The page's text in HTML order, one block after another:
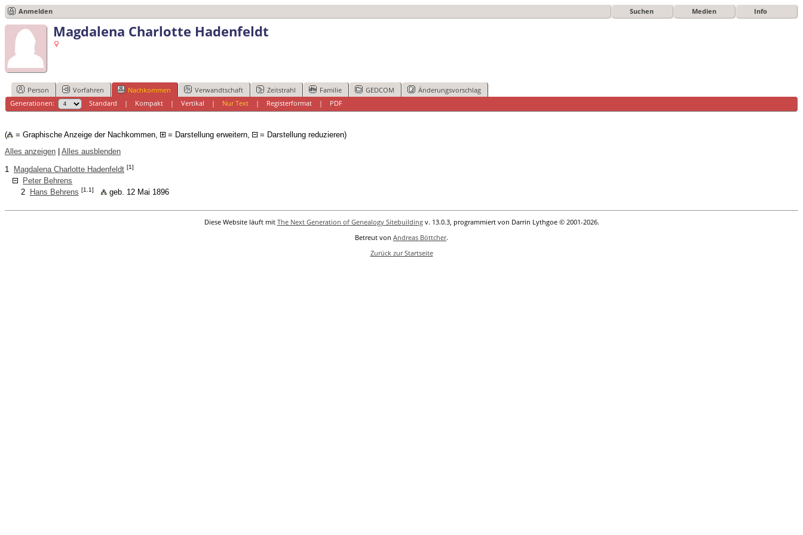
Anmelden Suchen Medien Info
Magdalena Charlotte Hadenfeldt
Person Vorfahren Nachkommen Verwandtschaft Zeitstrahl Familie GEDCOM
Änderungsvorschlag
Generationen:
Standard | Kompakt| Vertikal | Nur Text| Registerformat| PDF
( = Graphische Anzeige der Nachkommen, = Darstellung erweitern,
= Darstellung reduzieren)
Alles anzeigen
Alles ausblenden
1 Magdalena Charlotte Hadenfeldt [1]
Peter Behrens
2
Hans Behrens [1.1] geb. 12 Mai 1896
Diese Website läuft mit The Next Generation of Genealogy Sitebuildingv. 13.0.3, programmiert von Darrin Lythgoe © 2001-2026.
Betreut von Andreas Böttcher.
Zurück zur Startseite